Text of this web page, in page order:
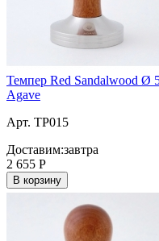
Темпер Red Sandalwood Ø
Agave
Арт. TP015
Доставим:завтра
2 655 Р
В корзину